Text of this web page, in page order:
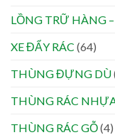
LỒNG TRỮ HÀNG
XE ĐẨY RÁC (64)
THÙNG ĐỰNG DÙ
THÙNG RÁC
THÙNG RÁC GỖ(4)